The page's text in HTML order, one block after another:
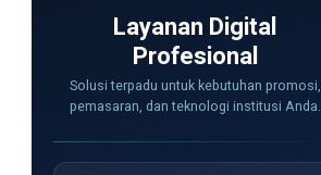
Layanan Digital
Profesional
Solusi terpadu untuk kebutuhan promosi,
pemasaran, dan teknologi institusi Anda.